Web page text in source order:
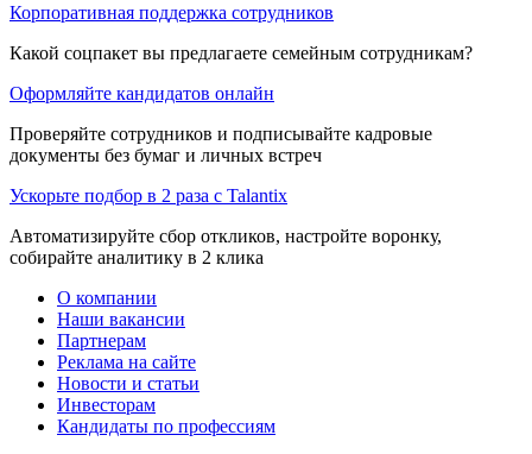
Корпоративная поддержка сотрудников
Какой соцпакет вы предлагаете семейным сотрудникам?
Оформляйте кандидатов онлайн
Проверяйте сотрудников и подписывайте кадровые
документы без бумаг и личных встреч
Ускорьте подбор в 2 раза с Talantix
Автоматизируйте сбор откликов, настройте воронку,
собирайте аналитику в 2 клика
О компании
Наши вакансии
Партнерам
Реклама на сайте
Новости и статьи
Инвесторам
Кандидаты по профессиям